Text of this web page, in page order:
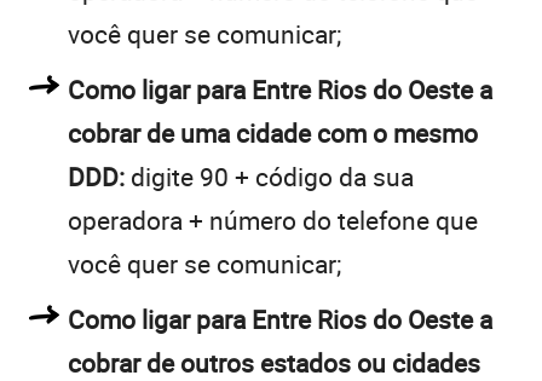
você quer se comunicar;
Como ligar para Entre Rios do Oeste a
cobrar de uma cidade com o mesmo
DDD: digite 90 + código da sua
operadora + número do telefone que
você quer se comunicar;
Como ligar para Entre Rios do Oeste a
cobrar de outros estados ou cidades